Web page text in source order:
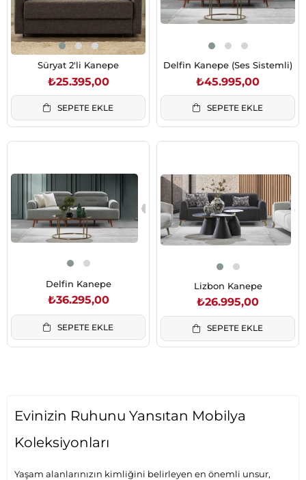
Süryat 2'li Kanepe
₺25.395,00
SEPETE EKLE
Delfin Kanepe (Ses Sistemli)
₺45.995,00
SEPETE EKLE
Delfin Kanepe
₺36.295,00
SEPETE EKLE
Lizbon Kanepe
₺26.995,00
SEPETE EKLE
Evinizin Ruhunu Yansıtan Mobilya
Koleksiyonları
Yaşam alanlarınızın kimliğini belirleyen en önemli unsur,